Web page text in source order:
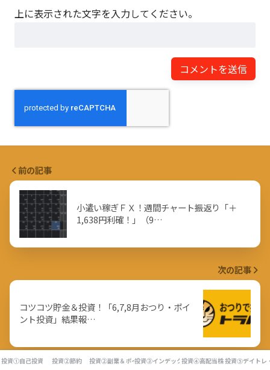
上に表示された文字を入力してください。
前の記事
小遣い稼ぎＦＸ！週間チャート振返り「＋
1,638円利確！」（9…
次の記事
コツコツ貯金＆投資！「6,7,8月おつり・ポイ
ント投資」結果報…
投資①自己投資 投資②節約 投資②副業＆ポイ活投資③インデックス投資投資④高配当株投資⑤デイトレ